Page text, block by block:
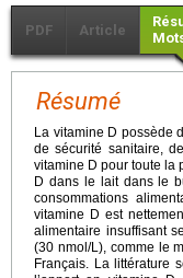
PDF Article
Résumé
La vitamine D possède
de sécurité sanitaire,
vitamine D pour toute la
D dans le lait dans le
consommations
vitamine D est
alimentaire insuffisant
(30 nmol/L), comme le
Français. La littérature